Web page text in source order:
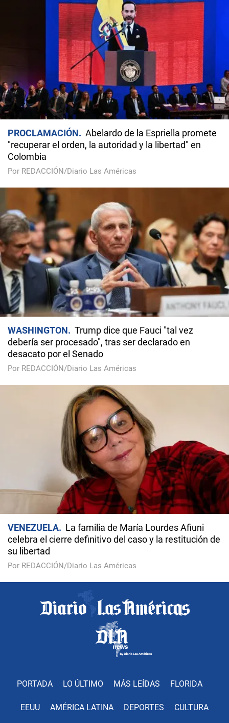
PROCLAMACIÓN
Abelardo de la Espriella promete
"recuperar el orden, la autoridad y la libertad" en
Colombia
Por REDACCIÓN/Diario Las Américas
WASHINGTON
Trump dice que Fauci "tal vez
debería ser procesado", tras ser declarado en
desacato por el Senado
Por REDACCIÓN/Diario Las Américas
VENEZUELA
La familia de María Lourdes Afiuni
celebra el cierre definitivo del caso y la restitución de
su libertad
Por REDACCIÓN/Diario Las Américas
PORTADA LO ÚLTIMO MÁS LEÍDAS FLORIDA
EEUU AMÉRICA LATINA DEPORTES CULTURA